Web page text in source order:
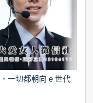
一切都朝向 e 世代